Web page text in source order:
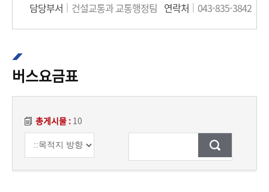
담당부서
건설교통과 교통행정팀 연락처 043-835-3842
버스요금표
총게시물 : 10